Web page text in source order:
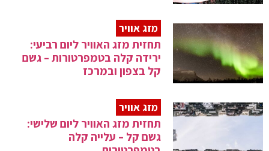
מזג אוויר
תחזית מזג האוויר ליום רביעי:
ירידה קלה בטמפרטורות – גשם
קל בצפון ובמרכז
מזג אוויר
תחזית מזג האוויר ליום שלישי:
גשם קל – עלייה קלה